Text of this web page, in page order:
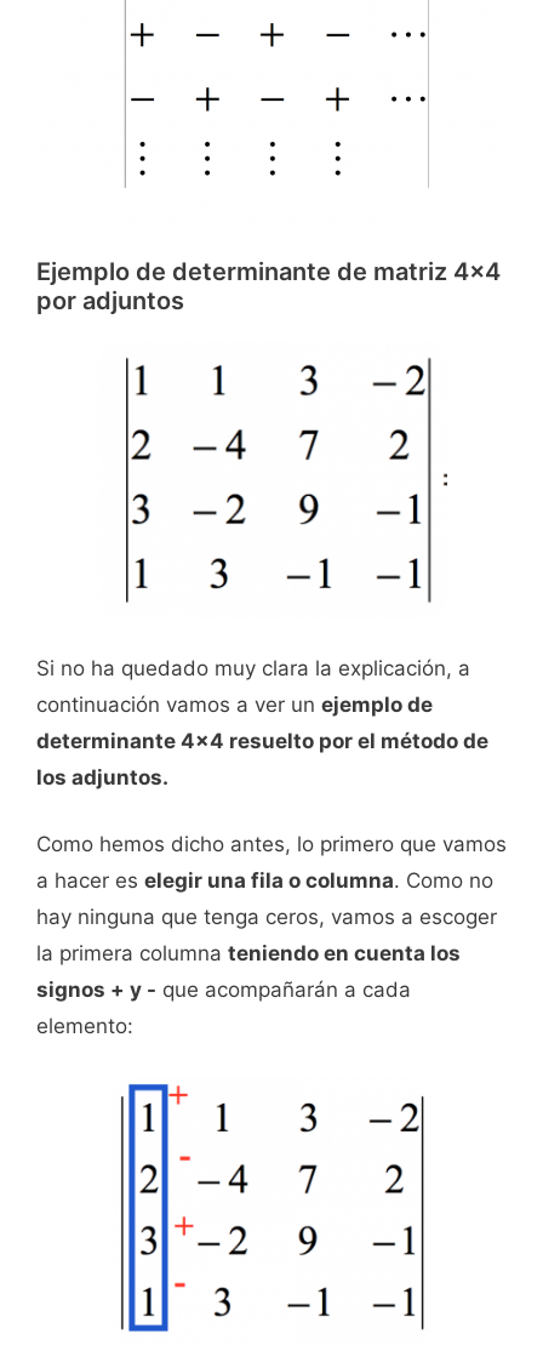
Ejemplo de determinante de matriz 4x4
por adjuntos
Si no ha quedado muy clara la explicación, a
continuación vamos a ver un ejemplo de
determinante 4x4 resuelto por el método de
los adjuntos.
Como hemos dicho antes, lo primero que vamos
a hacer es elegir una fila o columna. Como no
hay ninguna que tenga ceros, vamos a escoger
la primera columna teniendo en cuenta los
signos + y - que acompañarán a cada
elemento: